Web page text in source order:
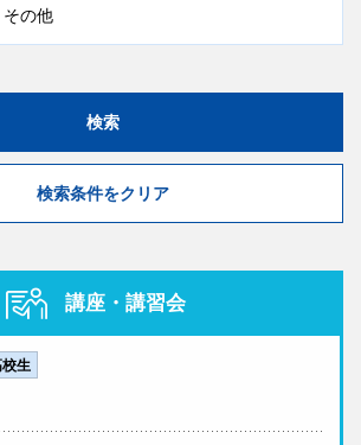
あり当日会場受験に参加できない方が対象とな
土）
点）
点）
）
）
点）
定模試［第2回］を受験される方の保護
加いただけます。保護者説明会のみのお
きませんのでご了承ください。
科コースと3科コース両方の説明会にご参
カデミーにお通いでない方は早稲田アカ
03-5954-1161 までお問い合わせく
みボタン」よりお申し込みください。
その他
検索
検索条件をクリア
講座・講習会
生